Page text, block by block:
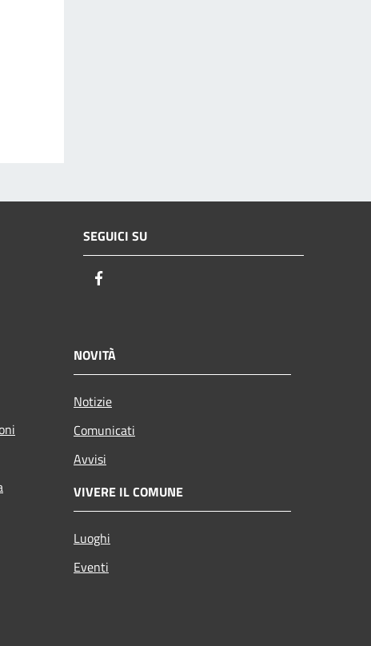
SEGUICI SU
NOVITÀ
Notizie
Comunicati
Avvisi
VIVERE IL COMUNE
Luoghi
Eventi